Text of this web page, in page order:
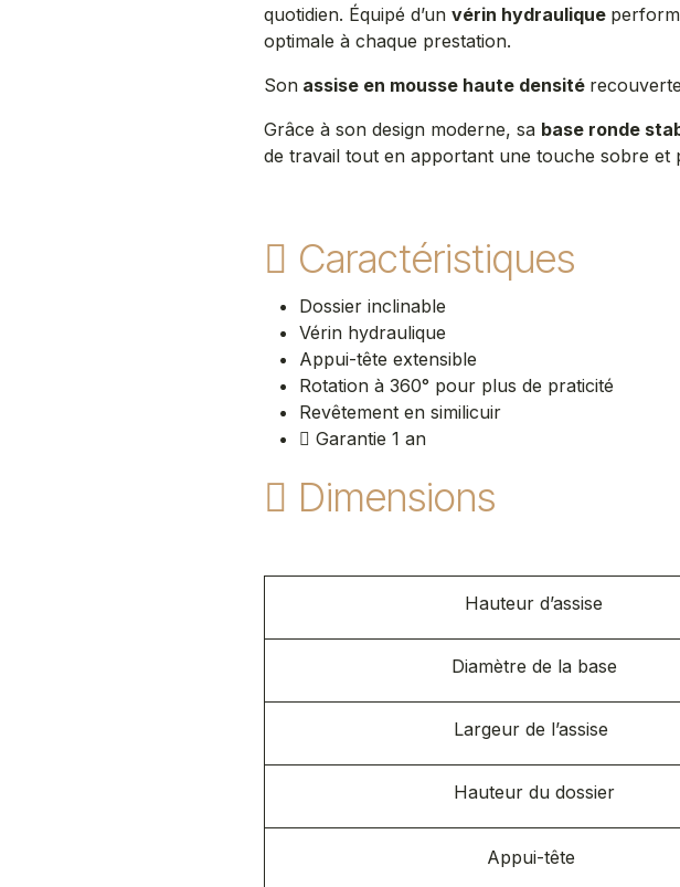
quotidien. Équipé d’un vérin hydraulique
optimale à chaque prestation.
Son assise en mousse haute densité
Grâce à son design moderne, sa base ronde
de travail tout en apportant une touche sobre et
Caractéristiques
Dossier inclinable
Vérin hydraulique
Appui-tête extensible
Rotation à 360° pour plus de praticité
Revêtement en similicuir
Garantie 1 an
Dimensions
Hauteur d’assise
Diamètre de la base
Largeur de l’assise
Hauteur du dossier
Appui-tête